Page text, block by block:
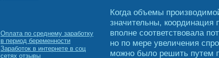
Оплата по среднему заработку
в период беременности
Заработок в интернете в соц
сетях отзывы
Когда объемы
значительны, координация
вполне соответствовала
но по мере увеличения
можно было решить путем